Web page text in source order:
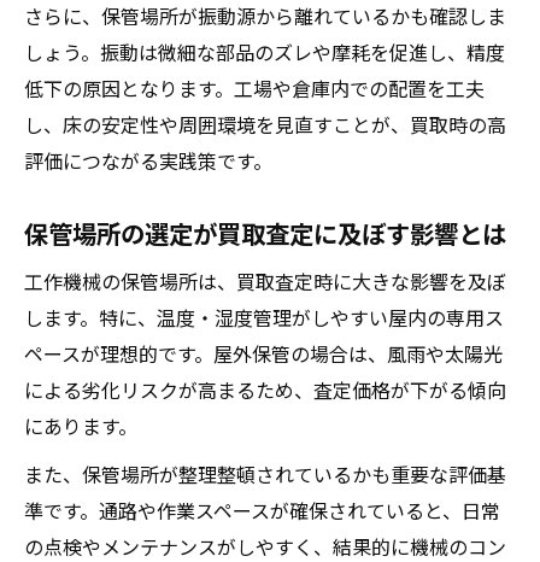
さらに、保管場所が振動源から離れているかも確認しま
しょう。振動は微細な部品のズレや摩耗を促進し、精度
低下の原因となります。工場や倉庫内での配置を工夫
し、床の安定性や周囲環境を見直すことが、買取時の高
評価につながる実践策です。
保管場所の選定が買取査定に及ぼす影響とは
工作機械の保管場所は、買取査定時に大きな影響を及ぼ
します。特に、温度・湿度管理がしやすい屋内の専用ス
ペースが理想的です。屋外保管の場合は、風雨や太陽光
による劣化リスクが高まるため、査定価格が下がる傾向
にあります。
また、保管場所が整理整頓されているかも重要な評価基
準です。通路や作業スペースが確保されていると、日常
の点検やメンテナンスがしやすく、結果的に機械のコン